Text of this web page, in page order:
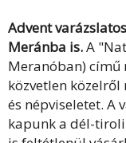
Advent
Meránba is.A
Meranóban) című
közvetlen
és népviseletet. A
kapunk a dél-